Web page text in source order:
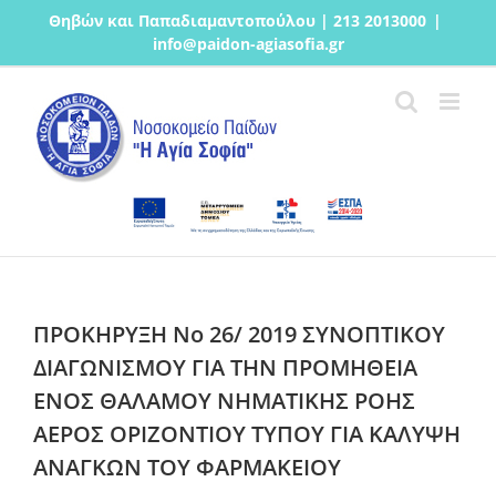
Μετάβαση
περιεχόμενο
Θηβών και Παπαδιαμαντοπούλου | 213 2013000 |
info@paidon-agiasofia.gr
ΠΡΟΚΗΡΥΞΗ Νο 26/ 2019 ΣΥΝΟΠΤΙΚΟΥ
ΔΙΑΓΩΝΙΣΜΟΥ ΓΙΑ ΤΗΝ ΠΡΟΜΗΘΕΙΑ
ΕΝΟΣ ΘΑΛΑΜΟΥ ΝΗΜΑΤΙΚΗΣ ΡΟΗΣ
ΑΕΡΟΣ ΟΡΙΖΟΝΤΙΟΥ ΤΥΠΟΥ ΓΙΑ ΚΑΛΥΨΗ
ΑΝΑΓΚΩΝ ΤΟΥ ΦΑΡΜΑΚΕΙΟΥ